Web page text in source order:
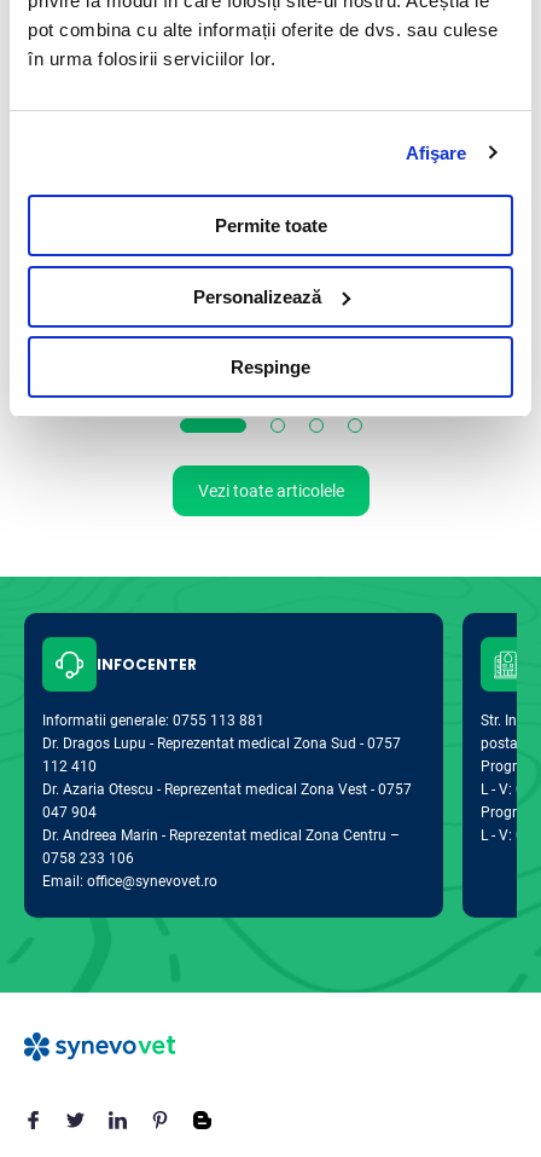
pot combina cu alte informații oferite de dvs. sau culese
în urma folosirii serviciilor lor.
Afişare
Permite toate
Personalizează
Respinge
Importanta analizelor
evalueze in cel mai obiectiv mod posibil starea de
sanatate a companionului tau.
Citeste mai mult
Vezi toate articolele
INFOCENTER
Informatii generale: 0755 113 881
Dr. Dragos Lupu - Reprezentat medical Zona Sud - 0757
112 410
Dr. Azaria Otescu - Reprezentat medical Zona Vest - 0757
047 904
Dr. Andreea Marin - Reprezentat medical Zona Centru –
0758 233 106
Email: office@synevovet.ro
Str.
postal
L - V:
L - V: